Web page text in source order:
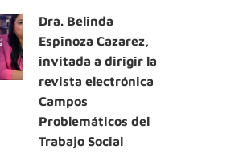
Dra. Belinda
Espinoza Cazarez,
invitada a dirigir la
revista electrónica
Campos
Problemáticos del
Trabajo Social